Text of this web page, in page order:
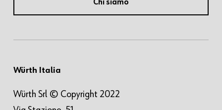
Chi siamo
Würth Italia
Würth Srl © Copyright 2022